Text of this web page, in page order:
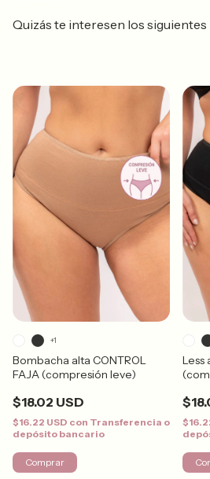
Quizás te interesen los
Bombacha alta CONTROL
FAJA (compresión leve)
$18.02 USD
$16.22 USD con Transferencia o
depósito bancario
+1
Comprar
Less